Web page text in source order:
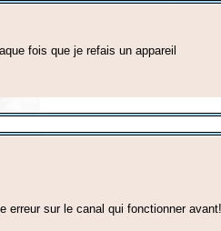
fois que je refais un appareil
erreur sur le canal qui fonctionner